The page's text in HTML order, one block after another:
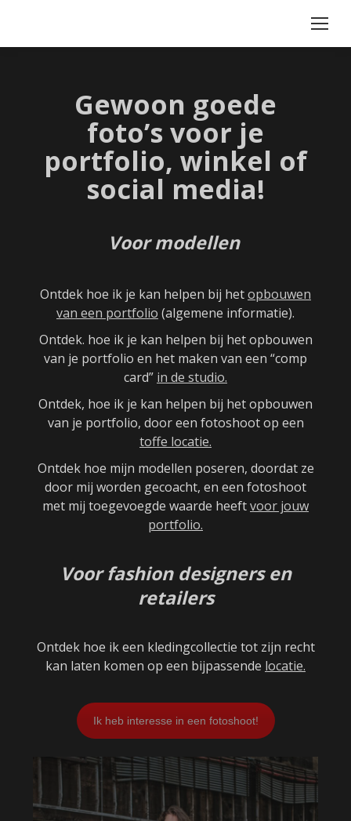
Gewoon goede
foto’s voor je
portfolio, winkel of
social media!
Voor modellen
Ontdek hoe ik je kan helpen bij hetopbouwen
van een portfolio (algemene informatie).
Ontdek. hoe ik je kan helpen bij het opbouwen
van je portfolio en het maken van een “comp
card” in de studio.
Ontdek, hoe ik je kan helpen bij het opbouwen
van je portfolio, door een fotoshoot op een
toffe locatie.
Ontdek hoe mijn modellen poseren, doordat ze
door mij worden gecoacht, en een fotoshoot
met mij toegevoegde waarde heeftvoor jouw
portfolio.
Voor fashion designers en
retailers
Ontdek hoe ik een kledingcollectie tot zijn recht
kan laten komen op een bijpassende locatie.
Ik heb interesse in een fotoshoot!